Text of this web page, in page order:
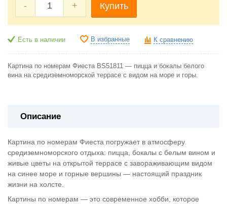
- + Купить
Есть в наличии В избранные К сравнению
Картина по номерам Фиеста BS51811 — пицца и бокалы белого
вина на средиземноморской террасе с видом на море и горы.
Описание
Картина по номерам Фиеста погружает в атмосферу
средиземноморского отдыха: пицца, бокалы с белым вином и
живые цветы на открытой террасе с завораживающим видом
на синее море и горные вершины — настоящий праздник
жизни на холсте.
Картины по номерам — это современное хобби, которое